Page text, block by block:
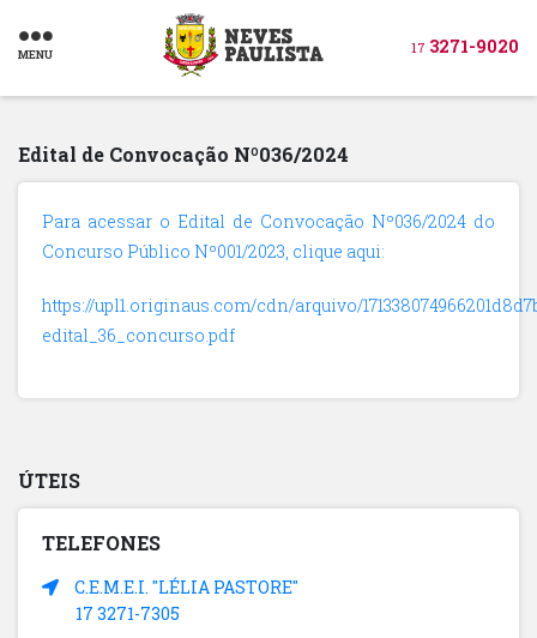
MENU 17 3271-9020
Edital de Convocação Nº036/2024
Para acessar o Edital de Convocação Nº036/2024 do
Concurso Público Nº001/2023, clique aqui:
https://upl1.originaus.com/cdn/arquivo/
edital_36_concurso.pdf
ÚTEIS
TELEFONES
C.E.M.E.I. "LÉLIA PASTORE"
17 3271-7305